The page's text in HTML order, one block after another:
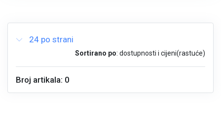
24 po strani
Sortirano po: dostupnosti i cijeni(rastuće)
Broj artikala: 0